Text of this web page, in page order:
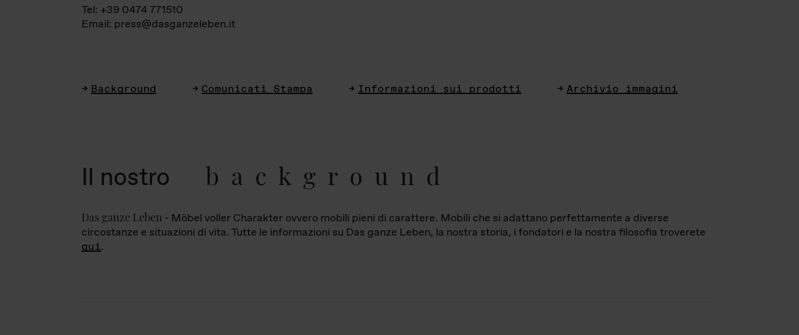
Tel: +39 0474 771510
Email: press@dasganzeleben.it
Background Comunicati Stampa Informazioni sui prodotti Archivio immagini
Il nostro background
Das ganze Leben - Möbel voller Charakter ovvero mobili pieni di carattere. Mobili che si adattano perfettamente a diverse
circostanze e situazioni di vita. Tutte le informazioni su Das ganze Leben, la nostra storia, i fondatori e la nostra filosofia troverete
qui.